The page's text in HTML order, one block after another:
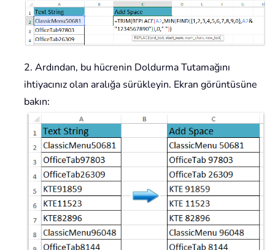
2. Ardından, bu hücrenin Doldurma Tutamağını
ihtiyacınız olan aralığa sürükleyin. Ekran görüntüsüne
bakın: